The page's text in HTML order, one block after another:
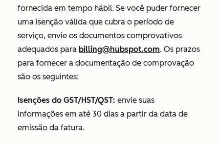
fornecida em tempo hábil. Se você puder fornecer
uma isenção válida que cubra o período de
serviço, envie os documentos comprovativos
adequados para billing@hubspot.com. Os prazos
para fornecer a documentação de comprovação
são os seguintes:
Isenções do GST/HST/QST: envie suas
informações em até 30 dias a partir da data de
emissão da fatura.